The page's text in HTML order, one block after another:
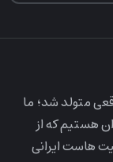
متولد شد؛ ما
هستیم که از
هاست ایرانی